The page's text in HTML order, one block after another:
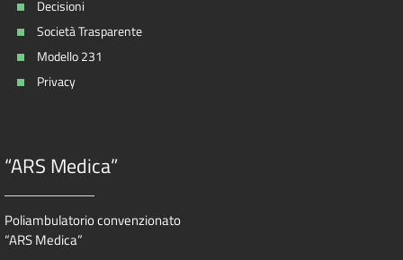
Decisioni
Società Trasparente
Modello 231
Privacy
“ARS Medica”
Poliambulatorio convenzionato
“ARS Medica”